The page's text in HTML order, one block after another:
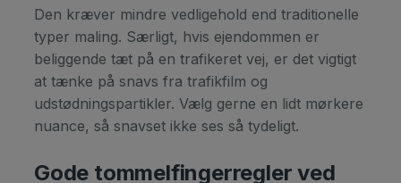
Den kræver mindre vedligehold end traditionelle
typer maling. Særligt, hvis ejendommen er
beliggende tæt på en trafikeret vej, er det vigtigt
at tænke på snavs fra trafikfilm og
udstødningspartikler. Vælg gerne en lidt mørkere
nuance, så snavset ikke ses så tydeligt.
Gode tommelfingerregler ved